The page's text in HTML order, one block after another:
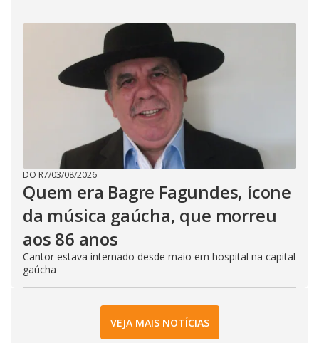
DO R7/03/08/2026
Quem era Bagre Fagundes, ícone
da música gaúcha, que morreu
aos 86 anos
Cantor estava internado desde maio em hospital na capital
gaúcha
VEJA MAIS NOTÍCIAS